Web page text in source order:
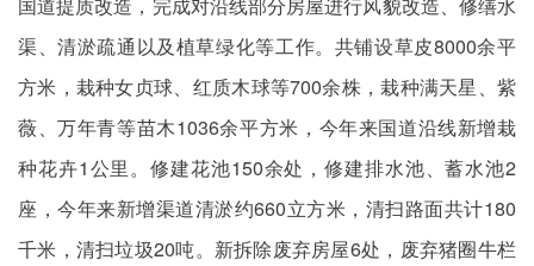
渠、清淤疏通以及植草绿化等工作。共铺设草皮8000余平
方米，栽种女贞球、红质木球等700余株，栽种满天星、紫
薇、万年青等苗木1036余平方米，今年来国道沿线新增栽
种花卉1公里。修建花池150余处，修建排水池、蓄水池2
座，今年来新增渠道清淤约660立方米，清扫路面共计180
千米，清扫垃圾20吨。新拆除废弃房屋6处，废弃猪圈牛栏